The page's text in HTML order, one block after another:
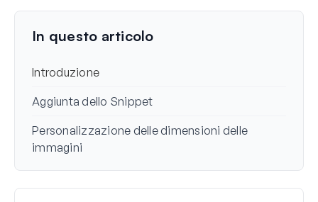
Ultimo aggiornamento il 10 nov 2024
In questo articolo
Introduzione
Aggiunta dello Snippet
Personalizzazione delle dimensioni delle
immagini